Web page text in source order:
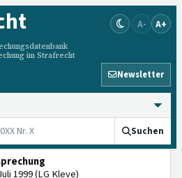
im Strafrecht
A- A+
Newsletter
Suchen
1999 (LG Kleve)